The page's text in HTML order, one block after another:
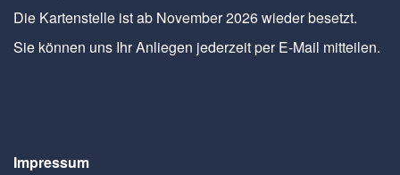
Die Kartenstelle ist ab November 2026 wieder besetzt.
Sie können uns Ihr Anliegen jederzeit per E-Mail mitteilen.
Impressum